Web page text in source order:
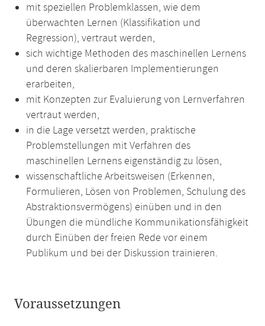
mit speziellen Problemklassen, wie dem
überwachten Lernen (Klassifikation und
Regression), vertraut werden,
sich wichtige Methoden des maschinellen Lernens
und deren skalierbaren Implementierungen
erarbeiten,
mit Konzepten zur Evaluierung von Lernverfahren
vertraut werden,
in die Lage versetzt werden, praktische
Problemstellungen mit Verfahren des
maschinellen Lernens eigenständig zu lösen,
wissenschaftliche Arbeitsweisen (Erkennen,
Formulieren, Lösen von Problemen, Schulung des
Abstraktionsvermögens) einüben und in den
Übungen die mündliche Kommunikationsfähigkeit
durch Einüben der freien Rede vor einem
Publikum und bei der Diskussion trainieren.
Voraussetzungen